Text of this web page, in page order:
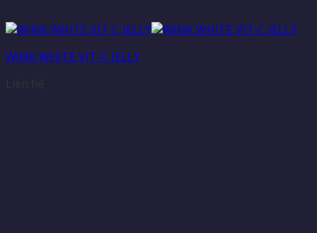
WINK WHITE VIT-C JELLY